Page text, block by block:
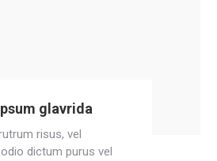
glavrida
risus, vel
dictum purus vel